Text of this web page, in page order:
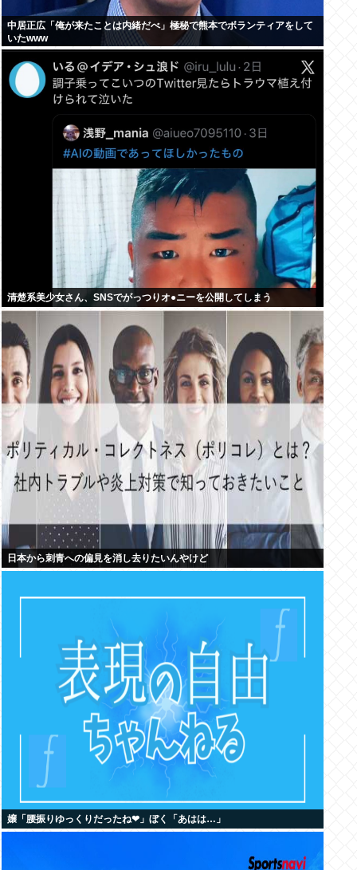
中居正広「俺が来たことは内緒だべ」極秘で熊本でボランティアをして
いたwww
清楚系美少女さん、SNSでがっつりオ●ニーを公開してしまう
日本から刺青への偏見を消し去りたいんやけど
嬢「腰振りゆっくりだったね❤」ぼく「あはは…」